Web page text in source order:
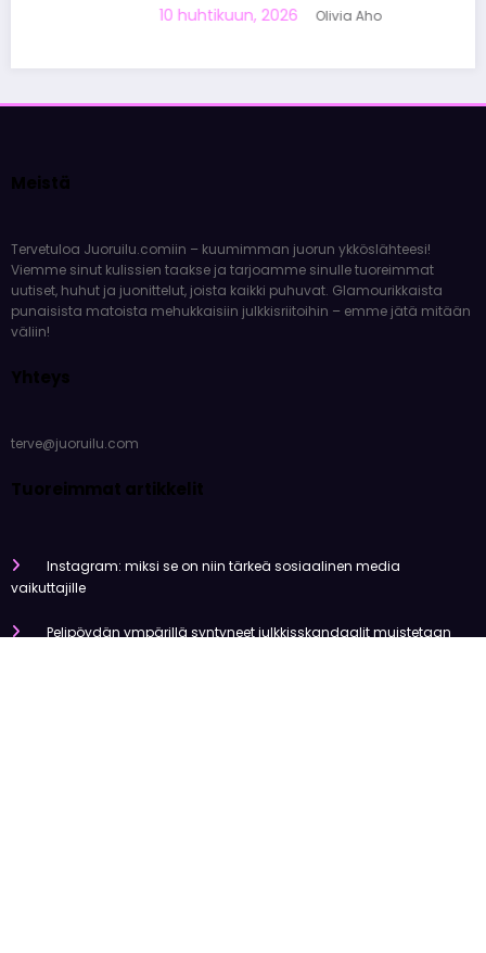
10 huhtikuun, 2026 Olivia Aho
Meistä
Tervetuloa Juoruilu.comiin – kuumimman juorun ykköslähteesi!
Viemme sinut kulissien taakse ja tarjoamme sinulle tuoreimmat
uutiset, huhut ja juonittelut, joista kaikki puhuvat. Glamourikkaista
punaisista matoista mehukkaisiin julkkisriitoihin – emme jätä mitään
väliin!
Yhteys
terve@juoruilu.com
Tuoreimmat artikkelit
Instagram: miksi se on niin tärkeä sosiaalinen media
vaikuttajille
Pelipöydän ympärillä syntyneet julkkisskandaalit muistetaan